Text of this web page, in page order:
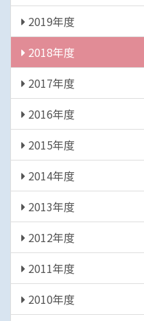
2019年度
2018年度
2017年度
2016年度
2015年度
2014年度
2013年度
2012年度
2011年度
2010年度